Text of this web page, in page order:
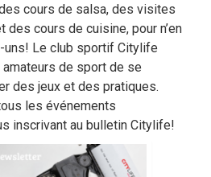
cours de salsa, des visites
cours de cuisine, pour n’en
uns! Le club sportif Citylife
de sport de se
des jeux et des pratiques.
les événements
inscrivant au bulletin Citylife!